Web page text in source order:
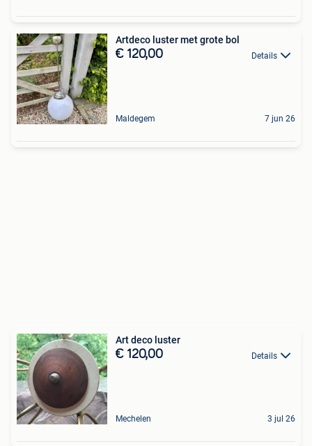
Artdeco luster met grote bol
€ 120,00 Details
Maldegem 7 jun 26
Art deco luster
€ 120,00 Details
Mechelen 3 jul 26